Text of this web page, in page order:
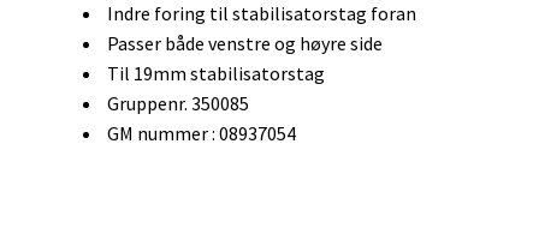
Indre foring til stabilisatorstag foran
Passer både venstre og høyre side
Til 19mm stabilisatorstag
Gruppenr. 350085
GM nummer : 08937054